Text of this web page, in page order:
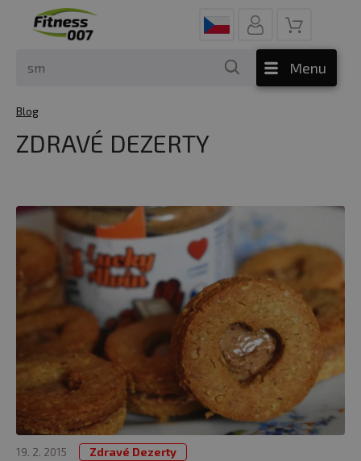
Menu
Blog
ZDRAVÉ DEZERTY
19. 2. 2015 Zdravé Dezerty